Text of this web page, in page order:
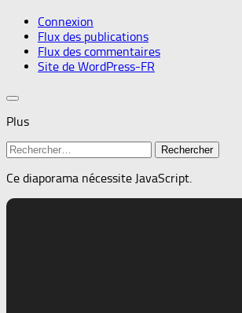
Connexion
Flux des publications
Flux des commentaires
Site de WordPress-FR
Plus
Rechercher :
Ce diaporama nécessite JavaScript.